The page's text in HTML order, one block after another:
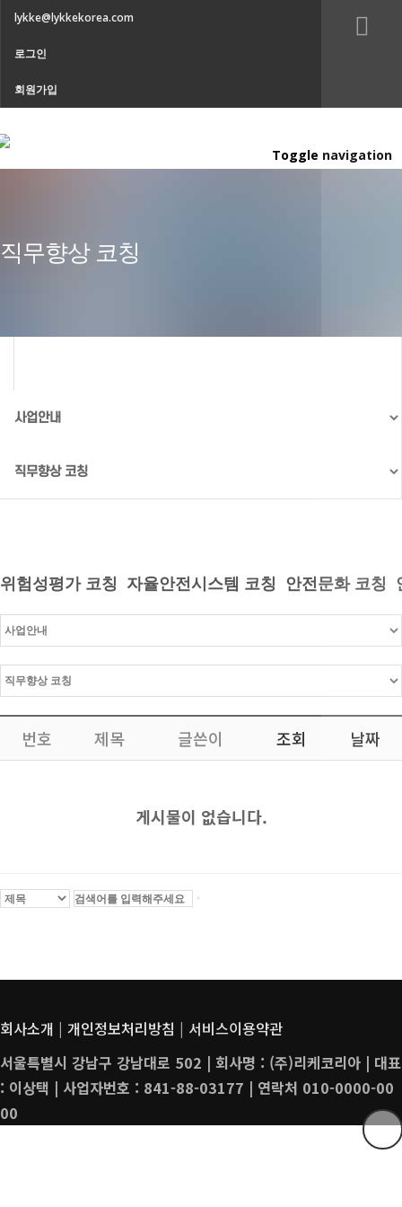
lykke@lykkekorea.com
로그인
회원가입
Toggle navigation
직무향상 코칭
위험성평가 코칭 자율안전시스템 코칭 안전문화 코칭
번호 제목 글쓴이 조회 날짜
게시물이 없습니다.
회사소개 | 개인정보처리방침 | 서비스이용약관
서울특별시 강남구 강남대로 502 | 회사명 : (주)리케코리아 | 대표
: 이상택 | 사업자번호 : 841-88-03177 | 연락처 010-0000-00
00